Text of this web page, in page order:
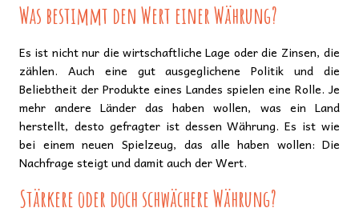
Was bestimmt den Wert einer Währung?
Es ist nicht nur die wirtschaftliche Lage oder die Zinsen, die
zählen. Auch eine gut ausgeglichene Politik und die
Beliebtheit der Produkte eines Landes spielen eine Rolle. Je
mehr andere Länder das haben wollen, was ein Land
herstellt, desto gefragter ist dessen Währung. Es ist wie
bei einem neuen Spielzeug, das alle haben wollen: Die
Nachfrage steigt und damit auch der Wert.
Stärkere oder doch schwächere Währung?